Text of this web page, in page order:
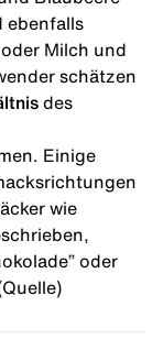
ebenfalls
Milch und
schätzen
des
Einige
wie
oder
Quelle)